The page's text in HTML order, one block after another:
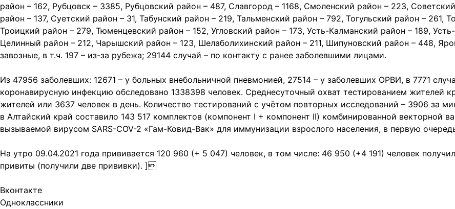
район – 162, Рубцовск – 3385, Рубцовский район – 487, Славгород – 1168, Смоленский район – 223,
район – 137, Суетский район – 31, Табунский район – 219, Тальменский район – 792, Тогульский район – 261,
Троицкий район – 279, Тюменцевский район – 152, Угловский район – 173, Усть-Калманский район – 189,
Целинный район – 212, Чарышский район – 123, Шелаболихинский район – 211, Шипуновский район – 448,
завозные, в т.ч. 197 – из-за рубежа; 29144 случай – по контакту с ранее заболевшими лицами.
Из 47956 заболевших: 12671 – у больных внебольничной пневмонией, 27514 – у заболевших ОРВИ, в 7771
коронавирусную инфекцию обследовано 1338398 человек. Среднесуточный охват тестированием жителей
жителей или 3637 человек в день. Количество тестирований с учётом повторных исследований – 3906 за
в Алтайский край составило 143 517 комплектов (компонент I + компонент II) комбинированной векторной
вызываемой вирусом SARS-COV-2 «Гам-Ковид-Вак» для иммунизации взрослого населения, в первую
На утро 09.04.2021 года прививается 120 960 (+ 5 047) человек, в том числе: 46 950 (+4 191) человек
привиты (получили две прививки). ]
Вконтакте
Одноклассники